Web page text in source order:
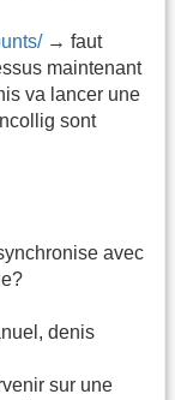
→ faut
maintenant
va lancer une
sont
avec
denis
sur une